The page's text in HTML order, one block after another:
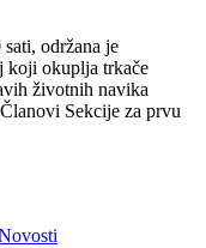
održana je
koji okuplja trkače
životnih navika
Sekcije za prvu